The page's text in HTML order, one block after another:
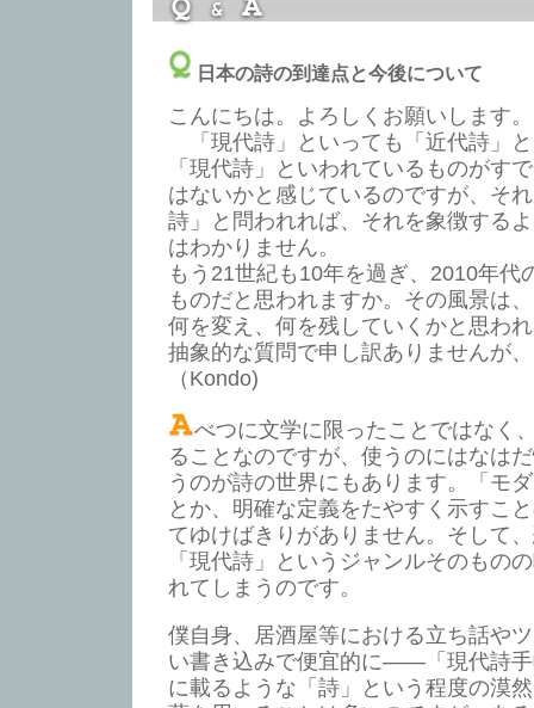
日本の詩の到達点と今後について
こんにちは。よろしくお願いします。
「現代詩」といっても「近代詩」
「現代詩」といわれているものがす
はないかと感じているのですが、そ
詩」と問われれば、それを象徴する
はわかりません。
もう21世紀も10年を過ぎ、2010年代
ものだと思われますか。その風景は
何を変え、何を残していくかと思わ
抽象的な質問で申し訳ありませんが
（Kondo)
べつに文学に限ったことではなく
ることなのですが、使うのにはなは
うのが詩の世界にもあります。「モ
とか、明確な定義をたやすく示すこ
てゆけばきりがありません。そして
「現代詩」というジャンルそのもの
れてしまうのです。
僕自身、居酒屋等における立ち話や
い書き込みで便宜的に――「現代詩
に載るような「詩」という程度の漠